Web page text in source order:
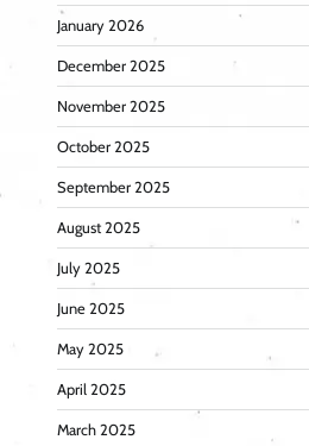
January 2026
December 2025
November 2025
October 2025
September 2025
August 2025
July 2025
June 2025
May 2025
April 2025
March 2025